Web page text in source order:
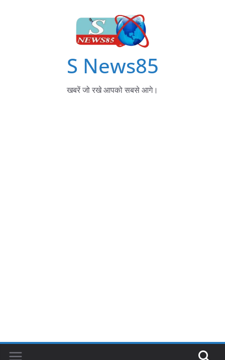
S News85
खबरें जो रखे आपको सबसे आगे।